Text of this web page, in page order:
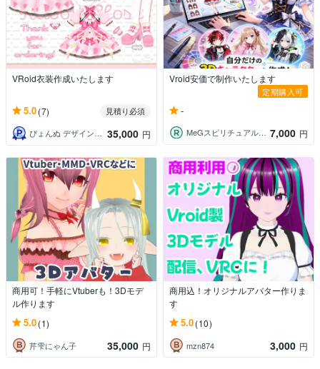
VRoid衣装作成いたします
5.0(7)
見積り必須
ぴょんぬ デザインのひと
35,000 円
Vroid安価で制作いたします
定期購入可
-
MeGスピリチュアルイラストレーター 7,000 円
商用可！手軽にVtuberも！3Dモデ
ル作ります
5.0(1)
芹雫にゃん子 35,000 円
商用込！オリジナルアバター作りま
す
5.0(10)
mzn874 3,000 円